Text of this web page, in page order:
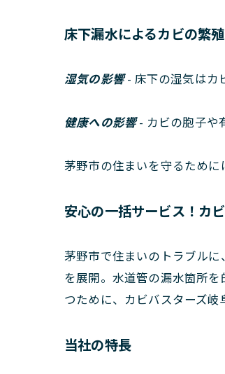
床下漏水によるカビの繁殖
湿気の影響 - 床下の湿気はカ
健康への影響- カビの胞子や
茅野市の住まいを守るため
安心の一括サービス！カ
茅野市で住まいのトラブル
を展開。水道管の漏水箇所
つために、カビバスターズ岐
当社の特長